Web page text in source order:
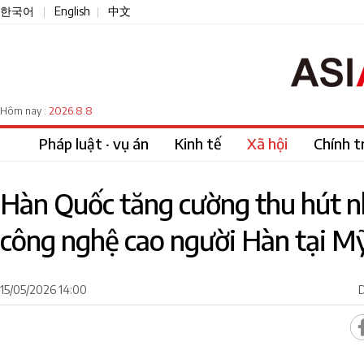
한국어 English 中文
Hôm nay : 2026.8.8
Pháp luật · vụ án Kinh tế Xã hội Chính
Hàn Quốc tăng cường thu hút
công nghệ cao người Hàn tại
15/05/2026 14:00